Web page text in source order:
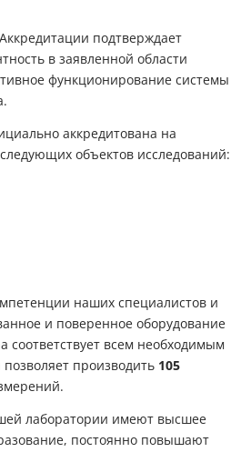
подтверждает
в заявленной области
функционирование системы
аккредитована на
объектов исследований:
наших специалистов и
и поверенное оборудование
соответствует всем необходимым
позволяет производить 105
лаборатории имеют высшее
постоянно повышают